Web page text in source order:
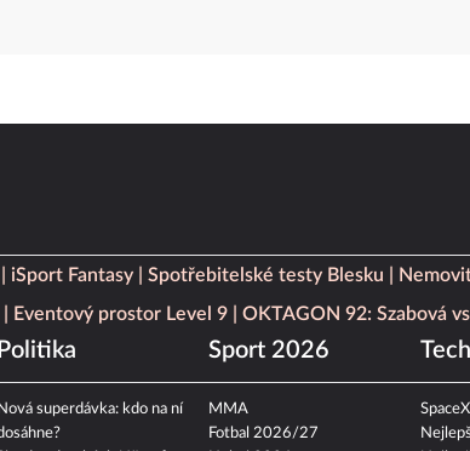
iSport Fantasy Spotřebitelské testy Blesku
Eventový prostor Level 9 OKTAGON 92: Szabová
Politika
Nová superdávka: kdo na ní
Sport 2026
MMA
Fotbal 2026/27